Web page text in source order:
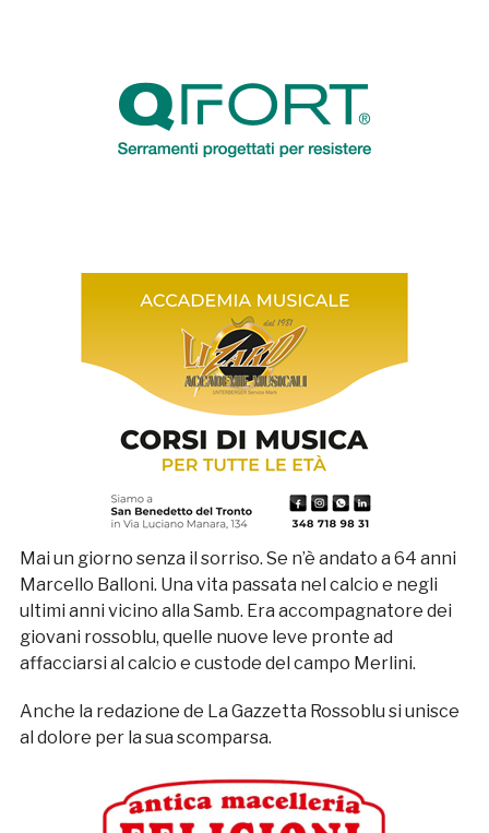
Mai un giorno senza il sorriso. Se n’è andato a 64 anni
Marcello Balloni. Una vita passata nel calcio e negli
ultimi anni vicino alla Samb. Era accompagnatore dei
giovani rossoblu, quelle nuove leve pronte ad
affacciarsi al calcio e custode del campo Merlini.
Anche la redazione de La Gazzetta Rossoblu si unisce
al dolore per la sua scomparsa.